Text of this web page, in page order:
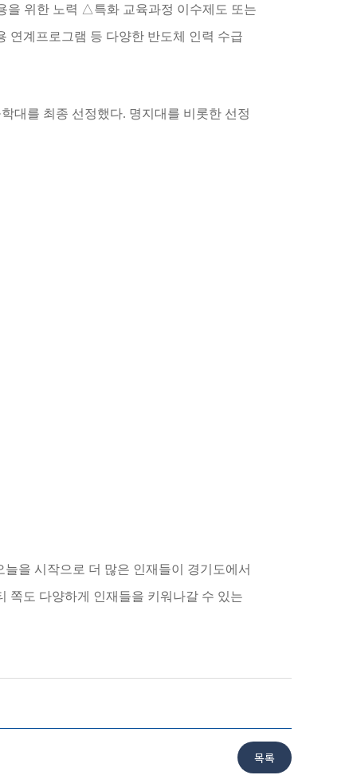
을 위한 노력 △특화 교육과정 이수제도 또는
연계프로그램 등 다양한 반도체 인력 수급
대를 최종 선정했다. 명지대를 비롯한 선정
을 시작으로 더 많은 인재들이 경기도에서
쪽도 다양하게 인재들을 키워나갈 수 있는